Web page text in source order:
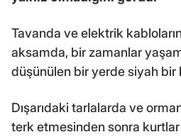
Tavanda ve elektrik
aksamda, bir zamanlar
düşünülen bir yerde siyah bir
Dışarıdaki tarlalarda ve
terk etmesinden sonra